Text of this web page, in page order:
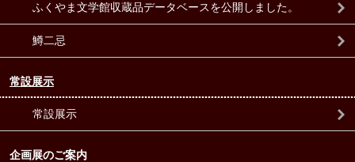
ふくやま文学館収蔵品データベースを公開しました。
鱒二忌
常設展示
常設展示
企画展のご案内